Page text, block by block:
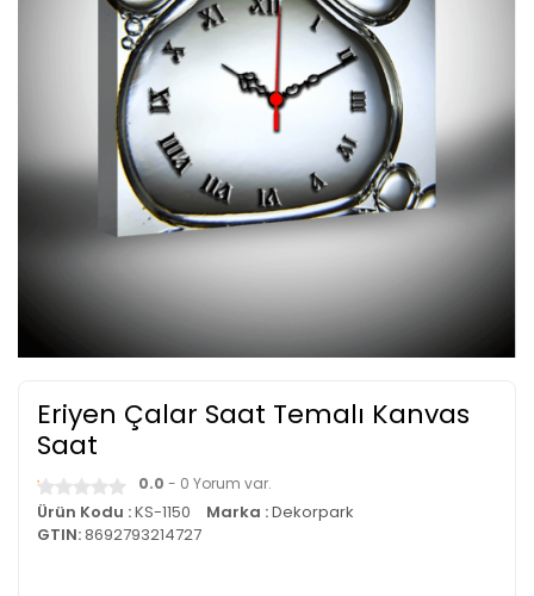
Eriyen Çalar Saat Temalı Kanvas
Saat
0.0 - 0 Yorum var.
Ürün Kodu :KS-1150 Marka :Dekorpark
GTIN:8692793214727